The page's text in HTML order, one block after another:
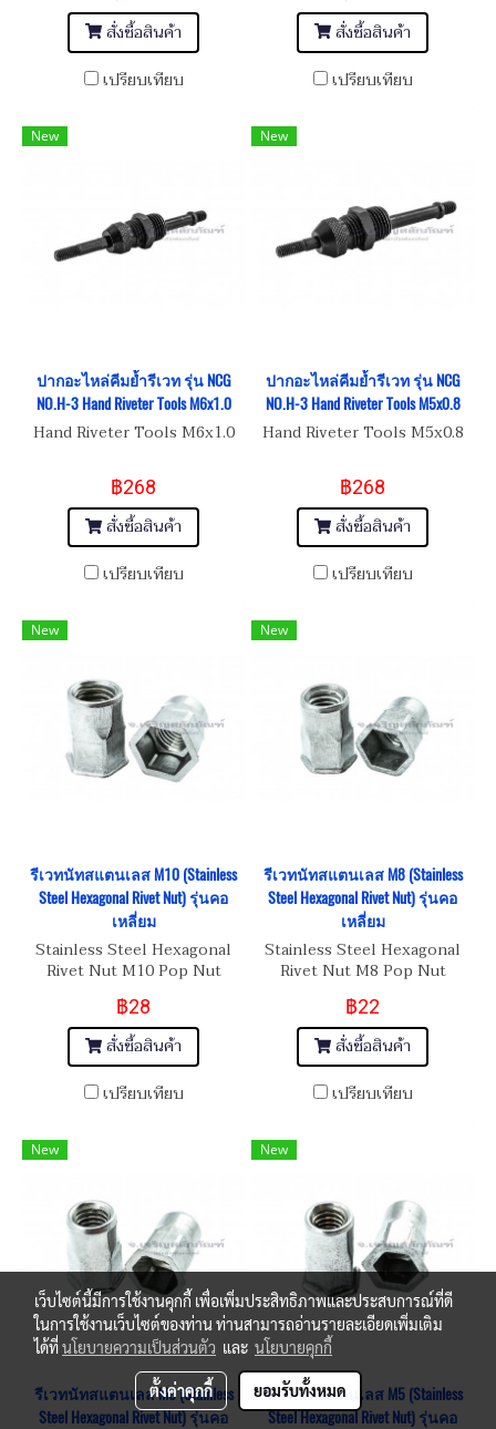
สั่งซื้อสินค้า
เปรียบเทียบ
สั่งซื้อสินค้า
เปรียบเทียบ
New
ปากอะไหล่คีมย้ำรีเวท รุ่น NCG
NO.H-3 Hand Riveter Tools M6x1.0
Hand Riveter Tools M6x1.0
฿268
สั่งซื้อสินค้า
เปรียบเทียบ
New
ปากอะไหล่คีมย้ำรีเวท รุ่น NCG
NO.H-3 Hand Riveter Tools M5x0.8
Hand Riveter Tools M5x0.8
฿268
สั่งซื้อสินค้า
เปรียบเทียบ
New
รีเวทนัทสแตนเลส M10 (Stainless
Steel Hexagonal Rivet Nut) รุ่นคอ
เหลี่ยม
Stainless Steel Hexagonal
Rivet Nut M10 Pop Nut
฿28
สั่งซื้อสินค้า
เปรียบเทียบ
New
รีเวทนัทสแตนเลส M8 (Stainless
Steel Hexagonal Rivet Nut) รุ่นคอ
เหลี่ยม
Stainless Steel Hexagonal
Rivet Nut M8 Pop Nut
฿22
สั่งซื้อสินค้า
เปรียบเทียบ
New
รีเวทนัทสแตนเลส M6 (Stainless
Steel Hexagonal Rivet Nut) รุ่นคอ
New
รีเวทนัทสแตนเลส M5 (Stainless
Steel Hexagonal Rivet Nut) รุ่นคอ
เว็บไซต์นี้มีการใช้งานคุกกี้ เพื่อเพิ่มประสิทธิภาพและประสบการณ์ที่ดี
ในการใช้งานเว็บไซต์ของท่าน ท่านสามารถอ่านรายละเอียดเพิ่มเติม
ได้ที่นโยบายความเป็นส่วนตัว และ นโยบายคุกกี้
ตั้งค่าคุกกี้ ยอมรับทั้งหมด